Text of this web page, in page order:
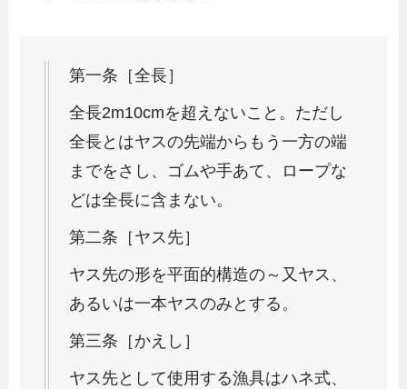
第一条［全長］
全長2m10cmを超えないこと。ただし
全長とはヤスの先端からもう一方の端
までをさし、ゴムや手あて、ロープな
どは全長に含まない。
第二条［ヤス先］
ヤス先の形を平面的構造の～又ヤス、
あるいは一本ヤスのみとする。
第三条［かえし］
ヤス先として使用する漁具はハネ式、